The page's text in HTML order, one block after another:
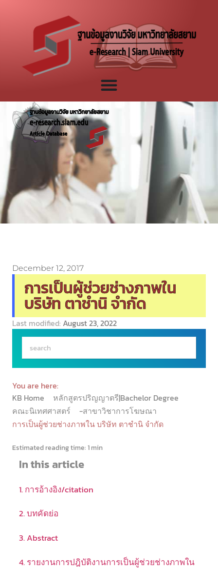
December 12, 2017
การเป็นผู้ช่วยช่างภาพใน
บริษัท ตาชำนิ จำกัด
Last modified: August 23, 2022
You are here:
KB Home
หลักสูตรปริญญาตรี|Bachelor Degree
คณะนิเทศศาสตร์
-สาขาวิชาการโฆษณา
การเป็นผู้ช่วยช่างภาพใน บริษัท ตาชำนิ จำกัด
Estimated reading time:1 min
In this article
1. การอ้างอิง/citation
2. บทคัดย่อ
3. Abstract
4. รายงานการปฎิบัติงานการเป็นผู้ช่วยช่างภาพใน